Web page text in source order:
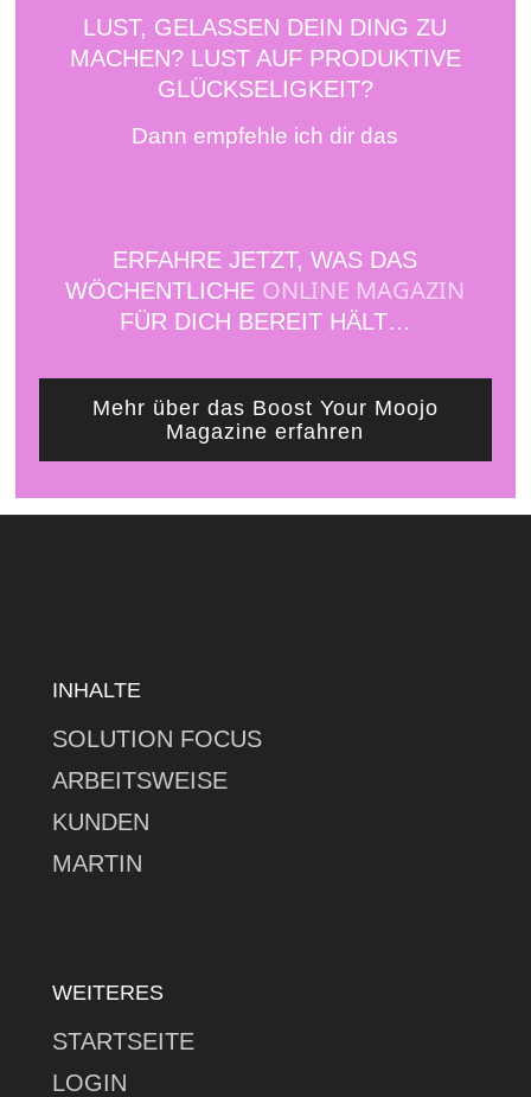
LUST, GELASSEN DEIN DING ZU
MACHEN? LUST AUF PRODUKTIVE
GLÜCKSELIGKEIT?
Dann empfehle ich dir das
ERFAHRE JETZT, WAS DAS
WÖCHENTLICHE ONLINE MAGAZIN
FÜR DICH BEREIT HÄLT…
Mehr über das Boost Your Moojo
Magazine erfahren
INHALTE
SOLUTION FOCUS
ARBEITSWEISE
KUNDEN
MARTIN
WEITERES
STARTSEITE
LOGIN